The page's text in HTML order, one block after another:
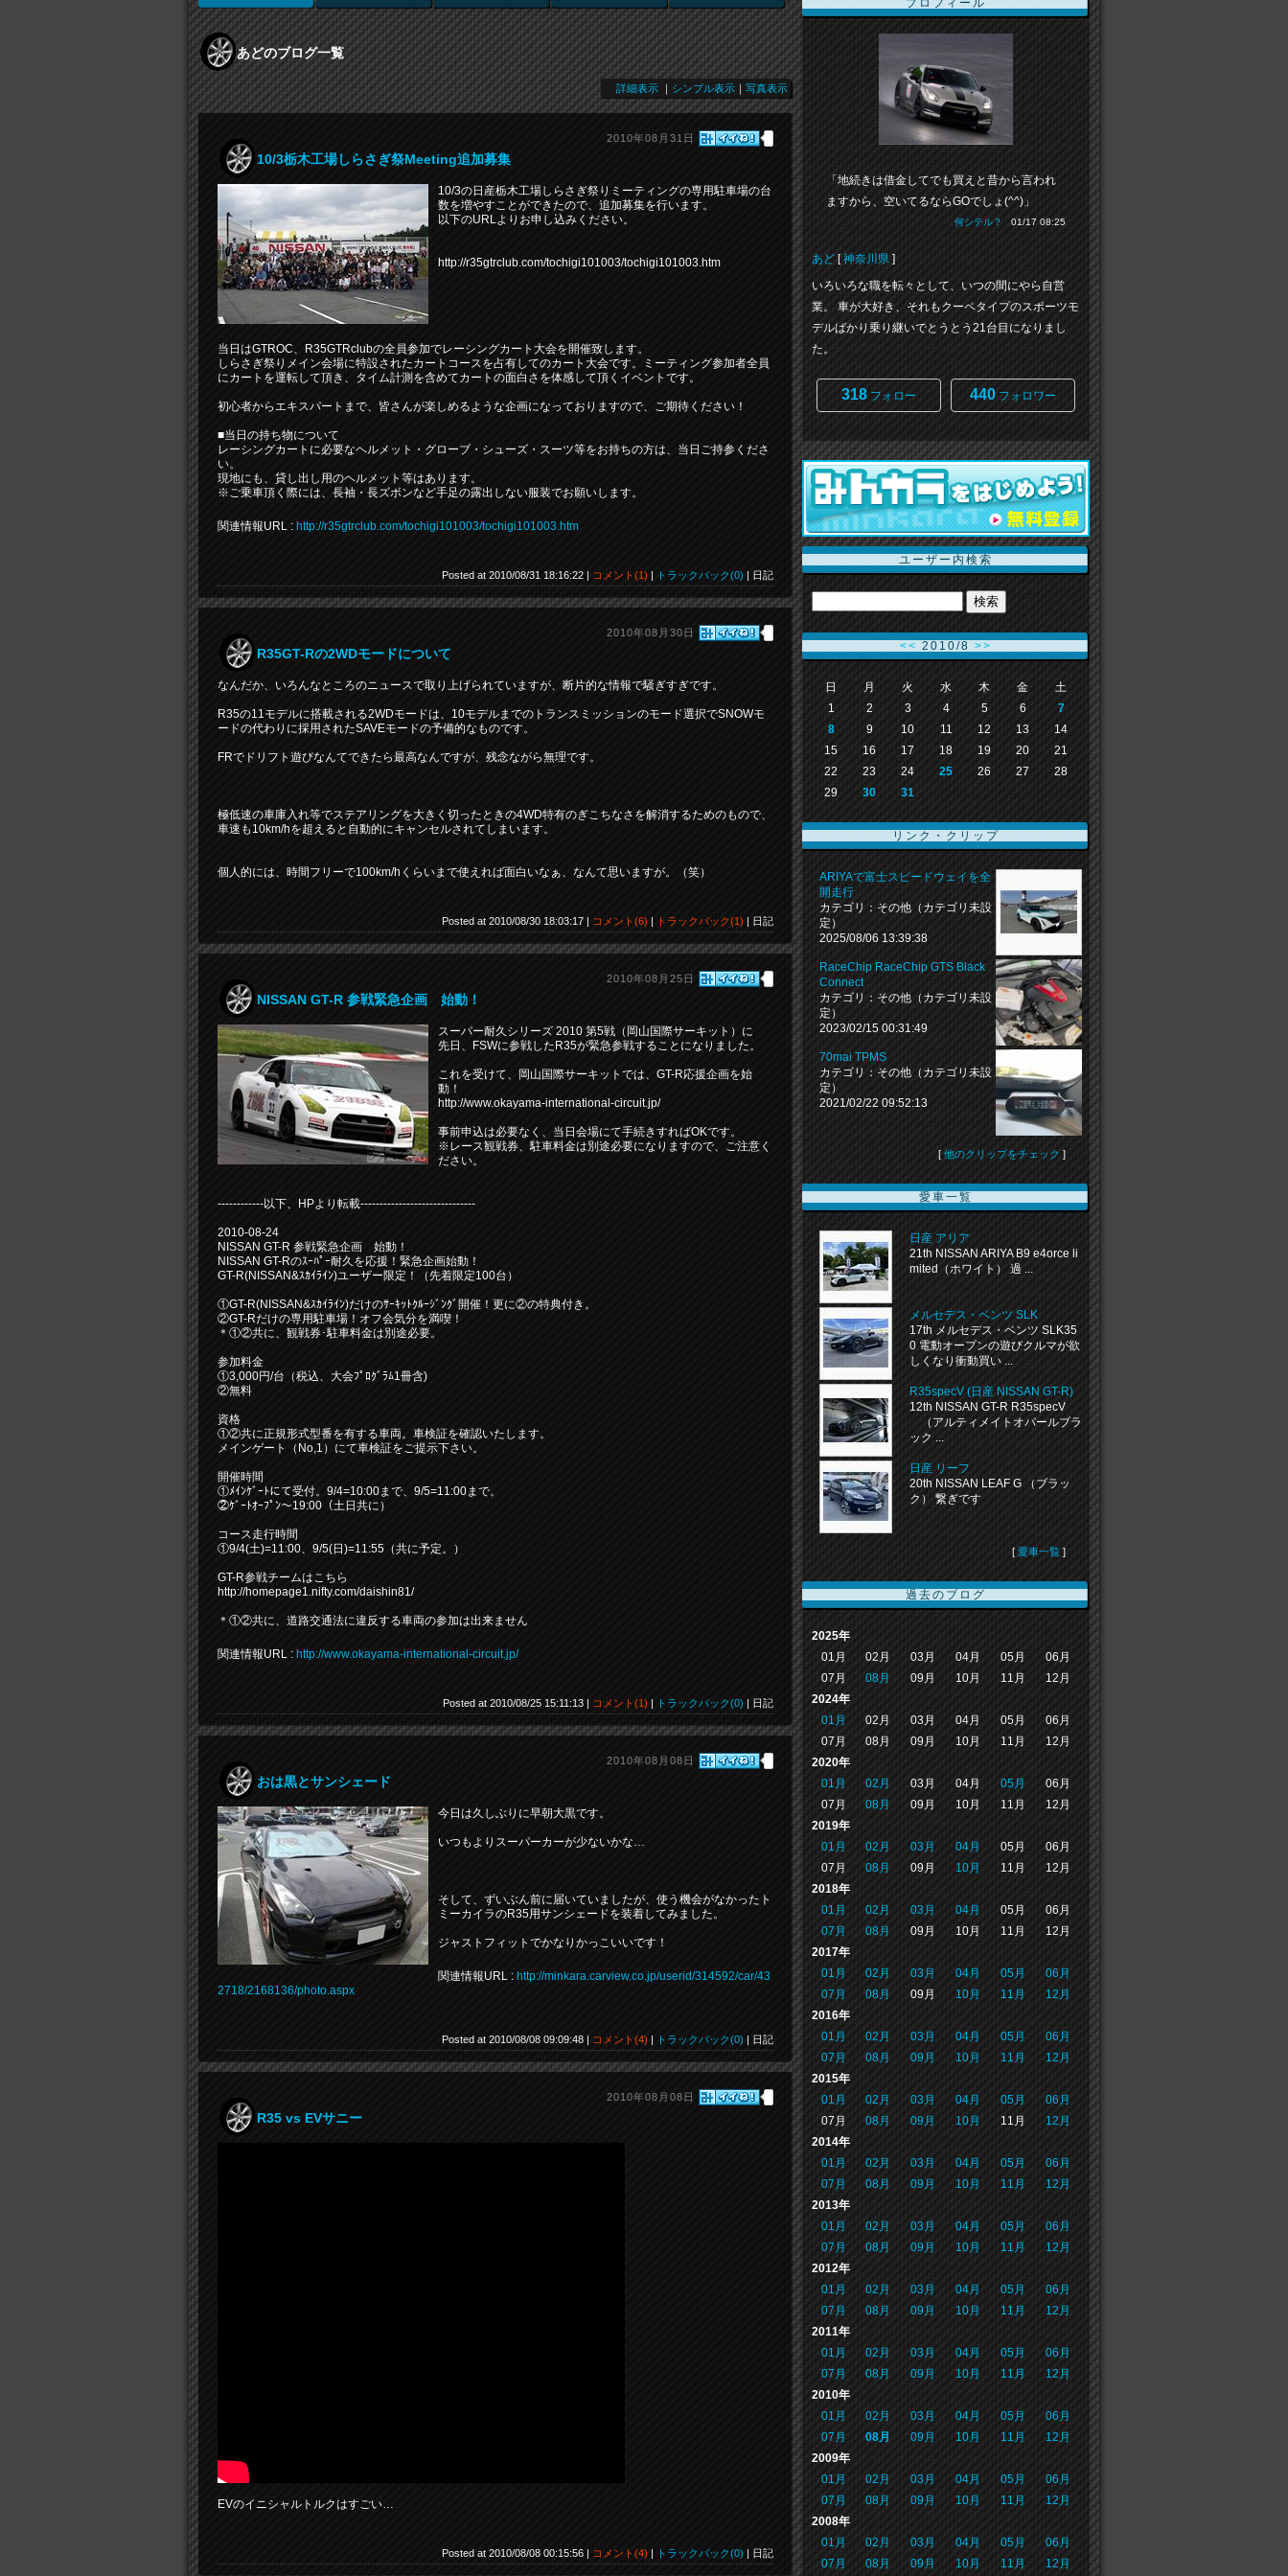
あどのブログ一覧
詳細表示 ｜ シンプル表示 ｜ 写真表示
2010年08月31日
10/3栃木工場しらさぎ祭Meeting追加募集
10/3の日産栃木工場しらさぎ祭りミーティングの専用駐車場の台
数を増やすことができたので、追加募集を行います。
以下のURLよりお申し込みください。
http://r35gtrclub.com/tochigi101003/tochigi101003.htm
当日はGTROC、R35GTRclubの全員参加でレーシングカート大会を開催致します。
しらさぎ祭りメイン会場に特設されたカートコースを占有してのカート大会です。ミーティング参加者全員
にカートを運転して頂き、タイム計測を含めてカートの面白さを体感して頂くイベントです。
初心者からエキスパートまで、皆さんが楽しめるような企画になっておりますので、ご期待ください！
■当日の持ち物について
レーシングカートに必要なヘルメット・グローブ・シューズ・スーツ等をお持ちの方は、当日ご持参くださ
い。
現地にも、貸し出し用のヘルメット等はあります。
※ご乗車頂く際には、長袖・長ズボンなど手足の露出しない服装でお願いします。
関連情報URL : http://r35gtrclub.com/tochigi101003/tochigi101003.htm
Posted at 2010/08/31 18:16:22 | コメント(1) | トラックバック(0) | 日記
2010年08月30日
R35GT-Rの2WDモードについて
なんだか、いろんなところのニュースで取り上げられていますが、断片的な情報で騒ぎすぎです。
R35の11モデルに搭載される2WDモードは、10モデルまでのトランスミッションのモード選択でSNOWモ
ードの代わりに採用されたSAVEモードの予備的なものです。
FRでドリフト遊びなんてできたら最高なんですが、残念ながら無理です。
極低速の車庫入れ等でステアリングを大きく切ったときの4WD特有のぎこちなさを解消するためのもので、
車速も10km/hを超えると自動的にキャンセルされてしまいます。
個人的には、時間フリーで100km/hくらいまで使えれば面白いなぁ、なんて思いますが。（笑）
Posted at 2010/08/30 18:03:17 | コメント(6) | トラックバック(1) | 日記
2010年08月25日
NISSAN GT-R 参戦緊急企画 始動！
スーパー耐久シリーズ 2010 第5戦（岡山国際サーキット）に
先日、FSWに参戦したR35が緊急参戦することになりました。
これを受けて、岡山国際サーキットでは、GT-R応援企画を始
動！
http://www.okayama-international-circuit.jp/
事前申込は必要なく、当日会場にて手続きすればOKです。
※レース観戦券、駐車料金は別途必要になりますので、ご注意く
ださい。
------------以下、HPより転載------------------------------
2010-08-24
NISSAN GT-R 参戦緊急企画 始動！
NISSAN GT-Rのｽｰﾊﾟｰ耐久を応援！緊急企画始動！
GT-R(NISSAN&ｽｶｲﾗｲﾝ)ユーザー限定！（先着限定100台）
①GT-R(NISSAN&ｽｶｲﾗｲﾝ)だけのｻｰｷｯﾄｸﾙｰｼﾞﾝｸﾞ開催！更に②の特典付き。
②GT-Rだけの専用駐車場！オフ会気分を満喫！
＊①②共に、観戦券･駐車料金は別途必要。
参加料金
①3,000円/台（税込、大会ﾌﾟﾛｸﾞﾗﾑ1冊含)
②無料
資格
①②共に正規形式型番を有する車両。車検証を確認いたします。
メインゲート（No,1）にて車検証をご提示下さい。
開催時間
①ﾒｲﾝｹﾞｰﾄにて受付。9/4=10:00まで、9/5=11:00まで。
②ｹﾞｰﾄｵｰﾌﾟﾝ～19:00（土日共に）
コース走行時間
①9/4(土)=11:00、9/5(日)=11:55（共に予定。）
GT-R参戦チームはこちら
http://homepage1.nifty.com/daishin81/
＊①②共に、道路交通法に違反する車両の参加は出来ません
関連情報URL : http://www.okayama-international-circuit.jp/
Posted at 2010/08/25 15:11:13 | コメント(1) トラックバック(0) | 日記
2010年08月08日
おは黒とサンシェード
今日は久しぶりに早朝大黒です。
いつもよりスーパーカーが少ないかな…
そして、ずいぶん前に届いていましたが、使う機会がなかったト
ミーカイラのR35用サンシェードを装着してみました。
ジャストフィットでかなりかっこいいです！
関連情報URL : http://minkara.carview.co.jp/userid/314592/car/43
2718/2168136/photo.aspx
Posted at 2010/08/08 09:09:48 | コメント(4) トラックバック(0) | 日記
2010年08月08日
R35 vs EVサニー
EVのイニシャルトルクはすごい…
Posted at 2010/08/08 00:15:56 | コメント(4) トラックバック(0) | 日記
プロフィール
「地続きは借金してでも買えと昔から言われ
ますから、空いてるならGOでしょ(^^)」
何シテル？ 01/17 08:25
あど[神奈川県 ]
いろいろな職を転々として、いつの間にやら自営
業。 車が大好き、それもクーペタイプのスポーツモ
デルばかり乗り継いでとうとう21台目になりまし
た。
318 フォロー 440フォロワー
ユーザー内検索
<< 2010/8 >>
日 月 火 水 木 金
土
1
2 3 4 5 6
7
8
9 10 11 12 13
14
15
16 17 18 19 20
21
22
23 24 25 26 27
28
29
30 31
リンク・クリップ
ARIYAで富士スピードウェイを全
開走行
カテゴリ：その他（カテゴリ未設
定）
2025/08/06 13:39:38
RaceChip RaceChip GTS Black
Connect
カテゴリ：その他（カテゴリ未設
定）
2023/02/15 00:31:49
70mai TPMS
カテゴリ：その他（カテゴリ未設
定）
2021/02/22 09:52:13
[ 他のクリップをチェック ]
愛車一覧
日産 アリア
21th NISSAN ARIYA B9 e4orce li
mited（ホワイト） 過 ...
メルセデス・ベンツ SLK
17th メルセデス・ベンツ SLK35
0 電動オープンの遊びクルマが欲
しくなり衝動買い ...
R35specV (日産 NISSAN GT-R)
12th NISSAN GT-R R35specV
（アルティメイトオパールブラ
ック ...
日産 リーフ
20th NISSAN LEAF G （ブラッ
ク） 繋ぎです
[ 愛車一覧 ]
過去のブログ
2025年
01月
02月 03月 04月 05月
06月
07月
08月 09月 10月 11月
12月
2024年
01月
02月 03月 04月 05月
06月
07月
08月 09月 10月 11月
12月
2020年
01月
02月 03月 04月 05月
06月
07月
08月 09月 10月 11月
12月
2019年
01月
02月 03月 04月 05月
06月
07月
08月 09月 10月 11月
12月
2018年
01月
02月 03月 04月 05月
06月
07月
08月 09月 10月 11月
12月
2017年
01月
02月 03月 04月 05月
06月
07月
08月 09月 10月 11月
12月
2016年
01月
02月 03月 04月 05月
06月
07月
08月 09月 10月 11月
12月
2015年
01月
02月 03月 04月 05月
06月
07月
08月 09月 10月 11月
12月
2014年
01月
02月 03月 04月 05月
06月
07月
08月 09月 10月 11月
12月
2013年
01月
02月 03月 04月 05月
06月
07月
08月 09月 10月 11月
12月
2012年
01月
02月 03月 04月 05月
06月
07月
08月 09月 10月 11月
12月
2011年
01月
02月 03月 04月 05月
06月
07月
08月 09月 10月 11月
12月
2010年
01月
02月 03月 04月 05月
06月
07月
08月 09月 10月 11月
12月
2009年
01月
02月 03月 04月 05月
06月
07月
08月 09月 10月 11月
12月
2008年
01月
02月 03月 04月 05月
06月
07月
08月 09月 10月 11月 12月